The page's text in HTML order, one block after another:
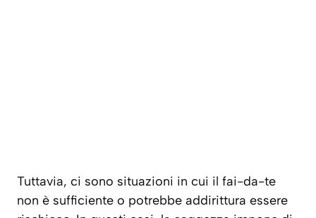
Tuttavia, ci sono situazioni in cui il fai-da-te
non è sufficiente o potrebbe addirittura essere